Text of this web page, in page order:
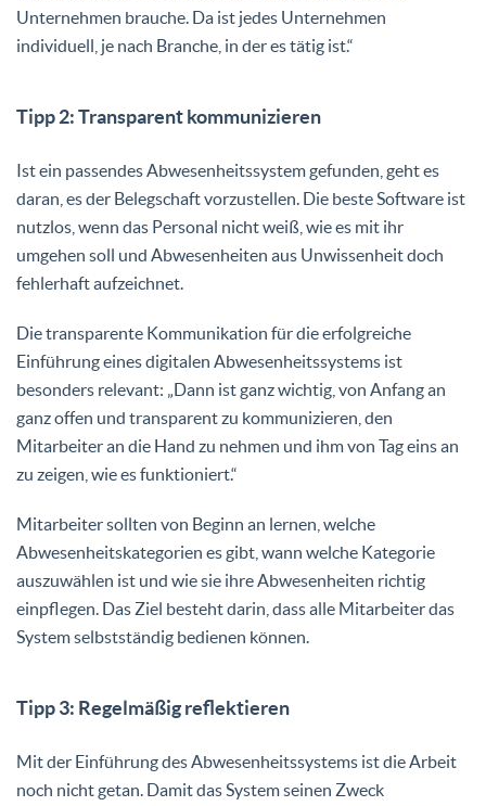
Unternehmen brauche. Da ist jedes Unternehmen
individuell, je nach Branche, in der es tätig ist.“
Tipp 2: Transparent kommunizieren
Ist ein passendes Abwesenheitssystem gefunden, geht es
daran, es der Belegschaft vorzustellen. Die beste Software ist
nutzlos, wenn das Personal nicht weiß, wie es mit ihr
umgehen soll und Abwesenheiten aus Unwissenheit doch
fehlerhaft aufzeichnet.
Die transparente Kommunikation für die erfolgreiche
Einführung eines digitalen Abwesenheitssystems ist
besonders relevant: „Dann ist ganz wichtig, von Anfang an
ganz offen und transparent zu kommunizieren, den
Mitarbeiter an die Hand zu nehmen und ihm von Tag eins an
zu zeigen, wie es funktioniert.“
Mitarbeiter sollten von Beginn an lernen, welche
Abwesenheitskategorien es gibt, wann welche Kategorie
auszuwählen ist und wie sie ihre Abwesenheiten richtig
einpflegen. Das Ziel besteht darin, dass alle Mitarbeiter das
System selbstständig bedienen können.
Tipp 3: Regelmäßig reflektieren
Mit der Einführung des Abwesenheitssystems ist die Arbeit
noch nicht getan. Damit das System seinen Zweck